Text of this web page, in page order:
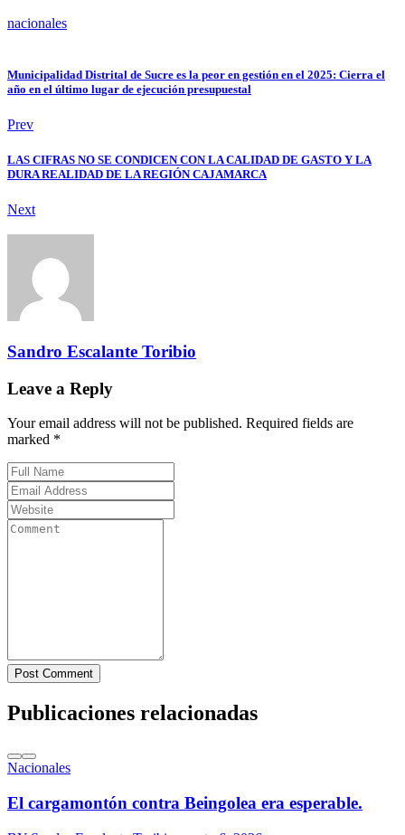
nacionales
Municipalidad Distrital de Sucre es la peor en gestión en el 2025: Cierra el
año en el último lugar de ejecución presupuestal
Prev
LAS CIFRAS NO SE CONDICEN CON LA CALIDAD DE GASTO Y LA
DURA REALIDAD DE LA REGIÓN CAJAMARCA
Next
Sandro Escalante Toribio
Leave a Reply
Your email address will not be published. Required fields are
marked *
Post Comment
Publicaciones relacionadas
Nacionales
El cargamontón contra Beingolea era esperable.